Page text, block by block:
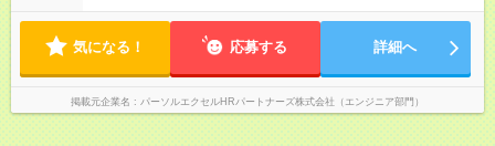
気になる！ 応募する 詳細へ
掲載元企業名 パーソルエクセルHRパートナーズ株式会社（エンジニア部門）